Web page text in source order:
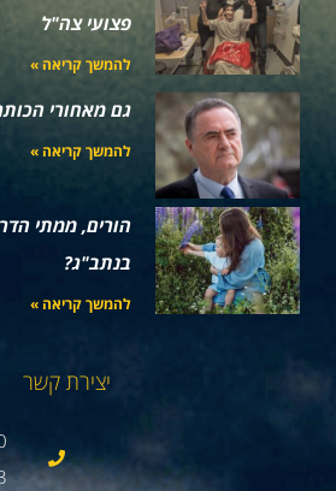
פצועי צה"ל
להמשך קריאה »
גם מאחורי
להמשך קריאה »
הורים, ממתי
בנתב"ג?
להמשך קריאה »
יצירת קשר